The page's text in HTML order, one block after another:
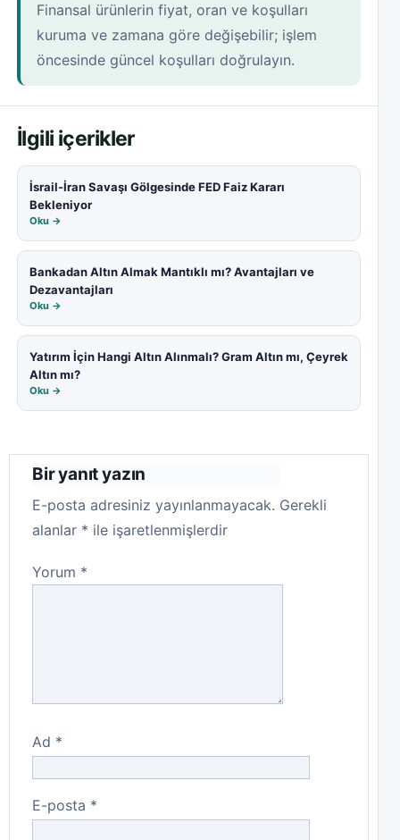
Finansal ürünlerin fiyat, oran ve koşulları
kuruma ve zamana göre değişebilir; işlem
öncesinde güncel koşulları doğrulayın.
İlgili içerikler
İsrail-İran Savaşı Gölgesinde FED Faiz Kararı
Bekleniyor
Oku →
Bankadan Altın Almak Mantıklı mı? Avantajları ve
Dezavantajları
Oku →
Yatırım İçin Hangi Altın Alınmalı? Gram Altın mı, Çeyrek
Altın mı?
Oku →
Bir yanıt yazın
E-posta adresiniz yayınlanmayacak. Gerekli
alanlar * ile işaretlenmişlerdir
Yorum *
Ad *
E-posta *